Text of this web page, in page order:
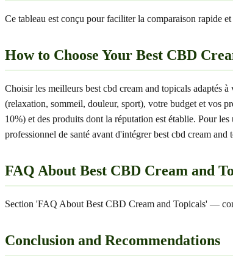
Ce tableau est conçu pour faciliter la comparaison rapide
How to Choose Your Best CBD
Choisir les meilleurs best cbd cream and topicals adaptés
(relaxation, sommeil, douleur, sport), votre budget et vos
10%) et des produits dont la réputation est établie. Pour
professionnel de santé avant d'intégrer best cbd cream
FAQ About Best CBD Cream and
Section 'FAQ About Best CBD Cream and Topicals' —
Conclusion and Recommendations